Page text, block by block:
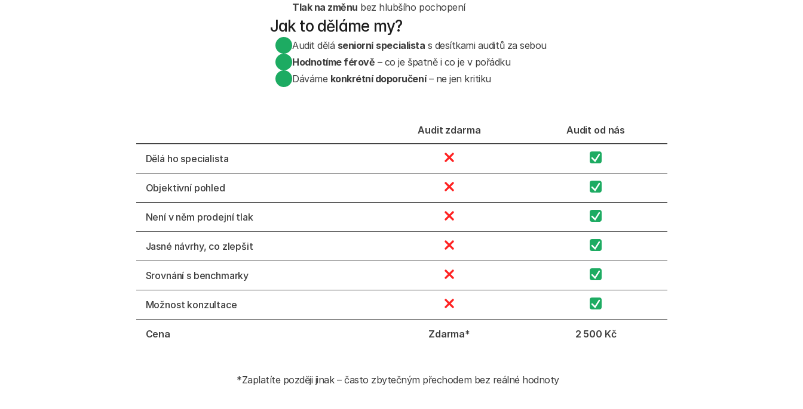
Tlak na změnu bez hlubšího pochopení
Jak to děláme my?
Audit dělá seniorní specialista s desítkami auditů za sebou
Hodnotíme férově – co je špatně i co je v pořádku
Dáváme konkrétní doporučení – ne jen kritiku
Audit zdarma Audit od nás
Dělá ho specialista
Objektivní pohled
Není v něm prodejní tlak
Jasné návrhy, co zlepšit
Srovnání s benchmarky
Možnost konzultace
Cena Zdarma* 2 500 Kč
*Zaplatíte později jinak – často zbytečným přechodem bez reálné hodnoty